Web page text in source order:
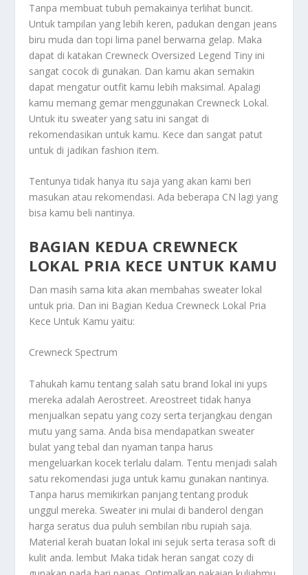
Tanpa membuat tubuh pemakainya terlihat buncit.
Untuk tampilan yang lebih keren, padukan dengan jeans
biru muda dan topi lima panel berwarna gelap. Maka
dapat di katakan Crewneck Oversized Legend Tiny ini
sangat cocok di gunakan. Dan kamu akan semakin
dapat mengatur outfit kamu lebih maksimal. Apalagi
kamu memang gemar menggunakan Crewneck Lokal.
Untuk itu sweater yang satu ini sangat di
rekomendasikan untuk kamu. Kece dan sangat patut
untuk di jadikan fashion item.
Tentunya tidak hanya itu saja yang akan kami beri
masukan atau rekomendasi. Ada beberapa CN lagi yang
bisa kamu beli nantinya.
BAGIAN KEDUA CREWNECK
LOKAL PRIA KECE UNTUK KAMU
Dan masih sama kita akan membahas sweater lokal
untuk pria. Dan ini Bagian Kedua Crewneck Lokal Pria
Kece Untuk Kamu yaitu:
Crewneck Spectrum
Tahukah kamu tentang salah satu brand lokal ini yups
mereka adalah Aerostreet. Areostreet tidak hanya
menjualkan sepatu yang cozy serta terjangkau dengan
mutu yang sama. Anda bisa mendapatkan sweater
bulat yang tebal dan nyaman tanpa harus
mengeluarkan kocek terlalu dalam. Tentu menjadi salah
satu rekomendasi juga untuk kamu gunakan nantinya.
Tanpa harus memikirkan panjang tentang produk
unggul mereka. Sweater ini mulai di banderol dengan
harga seratus dua puluh sembilan ribu rupiah saja.
Material kerah buatan lokal ini sejuk serta terasa soft di
kulit anda. lembut Maka tidak heran sangat cozy di